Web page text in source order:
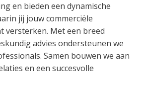
en bieden een dynamische
jij jouw commerciële
versterken. Met een breed
advies ondersteunen we
Samen bouwen we aan
en een succesvolle